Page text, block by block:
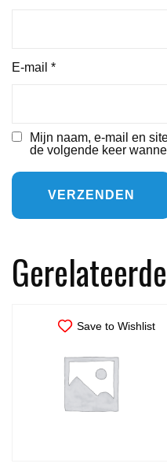
E-mail *
Mijn naam, e-mail en
de volgende keer
Save to Wishlist